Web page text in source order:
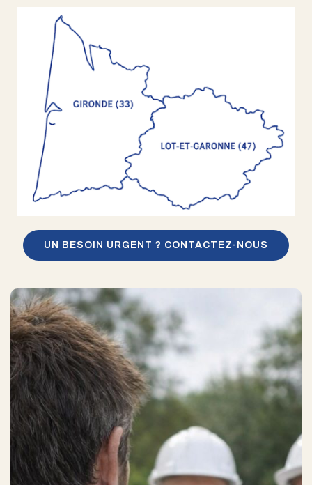
UN BESOIN URGENT ? CONTACTEZ-NOUS